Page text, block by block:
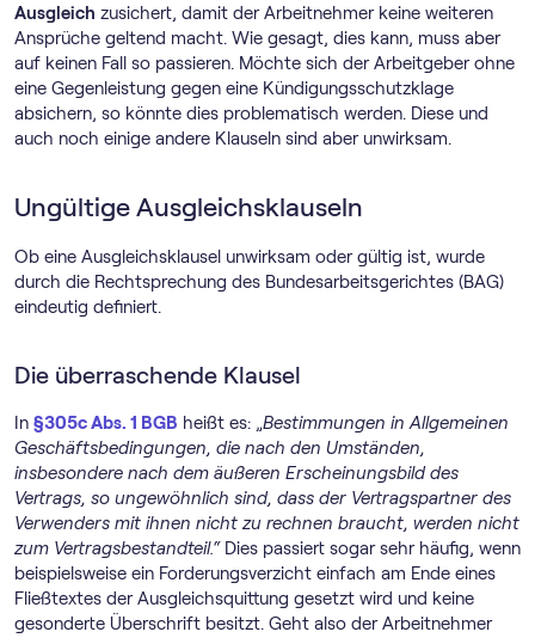
Ausgleich zusichert, damit der Arbeitnehmer keine weiteren
Ansprüche geltend macht. Wie gesagt, dies kann, muss aber
auf keinen Fall so passieren. Möchte sich der Arbeitgeber ohne
eine Gegenleistung gegen eine Kündigungsschutzklage
absichern, so könnte dies problematisch werden. Diese und
auch noch einige andere Klauseln sind aber unwirksam.
Ungültige Ausgleichsklauseln
Ob eine Ausgleichsklausel unwirksam oder gültig ist, wurde
durch die Rechtsprechung des Bundesarbeitsgerichtes (BAG)
eindeutig definiert.
Die überraschende Klausel
In §305c Abs. 1 BGB heißt es: „Bestimmungen in Allgemeinen
Geschäftsbedingungen, die nach den Umständen,
insbesondere nach dem äußeren Erscheinungsbild des
Vertrags, so ungewöhnlich sind, dass der Vertragspartner des
Verwenders mit ihnen nicht zu rechnen braucht, werden nicht
zum Vertragsbestandteil.“ Dies passiert sogar sehr häufig, wenn
beispielsweise ein Forderungsverzicht einfach am Ende eines
Fließtextes der Ausgleichsquittung gesetzt wird und keine
gesonderte Überschrift besitzt. Geht also der Arbeitnehmer